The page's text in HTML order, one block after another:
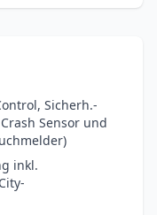
Sicherh.-
Sensor und
inkl.